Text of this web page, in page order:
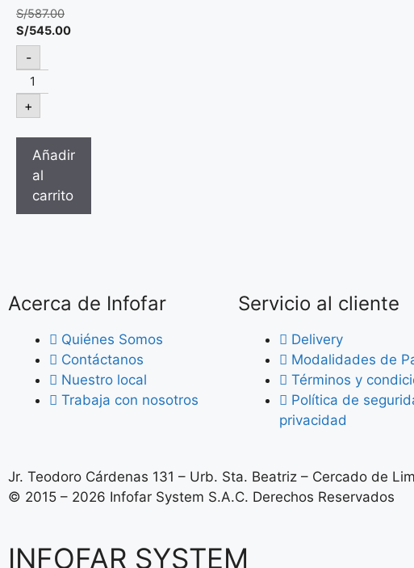
S/587.00
S/545.00
-
+
Añadir
al
carrito
Acerca de Infofar
Quiénes Somos
Contáctanos
Nuestro local
Trabaja con nosotros
Servicio al cliente
Delivery
Modalidades de
Términos y
Política de
privacidad
Jr. Teodoro Cárdenas 131 – Urb. Sta. Beatriz – Cercado de
© 2015 – 2026 Infofar System S.A.C. Derechos Reservados
INFOFAR SYSTEM